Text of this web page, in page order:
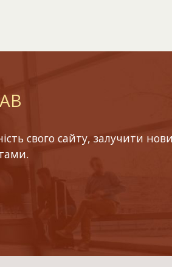
свого сайту, залучити